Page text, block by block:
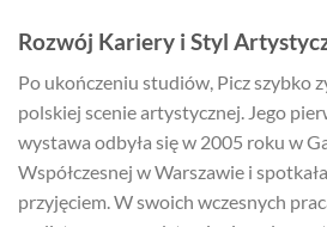
Rozwój Kariery i Styl
Po ukończeniu studiów, Picz szybko
polskiej scenie artystycznej. Jego
wystawa odbyła się w 2005 roku w
Współczesnej w Warszawie i
przyjęciem. W swoich wczesnych